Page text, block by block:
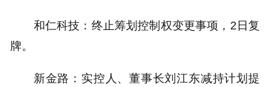
和仁科技：终止筹划控制权变更事项，2日复
牌。
新金路：实控人、董事长刘江东减持计划提